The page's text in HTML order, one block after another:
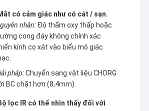
có cảm giác như có cát / sạn.
nhân:Độ thấm oxy thấp hoặc
cong đáy không chính xác
kính cọ xát vào biểu mô giác
pháp:Chuyển sang vật liệu CHORG
BC chặt hơn (8,4mm).
lọc IR có thể nhìn thấy đối với